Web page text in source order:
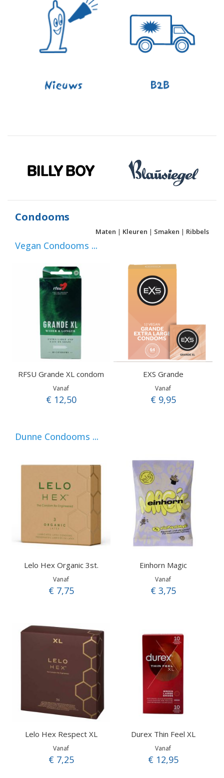
Condooms
Maten | Kleuren | Smaken | Ribbels
Vegan Condooms ...
RFSU Grande XL condom
Vanaf
€ 12,50
EXS Grande
Vanaf
€ 9,95
Dunne Condooms ...
Lelo Hex Organic 3st.
Vanaf
€ 7,75
Einhorn Magic
Vanaf
€ 3,75
Lelo Hex Respect XL
Vanaf
€ 7,25
Durex Thin Feel XL
Vanaf
€ 12,95